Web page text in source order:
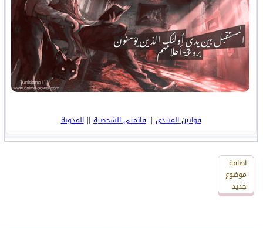
قوانين المنتدى ||قائمتي الشخصية||المدونة
اضافة
رد
جديد
اضافة
موضوع
جديد